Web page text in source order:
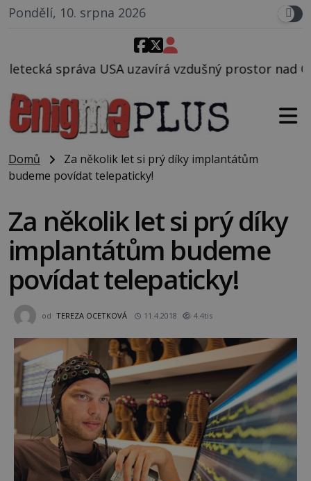
Pondělí, 10. srpna 2026
vzdušný prostor nad Oblastí 51, mohlo to
Domů
Za několik let si prý díky implantátům
budeme povídat telepaticky!
Za několik let si prý díky
implantátům budeme
povídat telepaticky!
od TEREZA OCETKOVÁ 11.4.2018 4.4tis